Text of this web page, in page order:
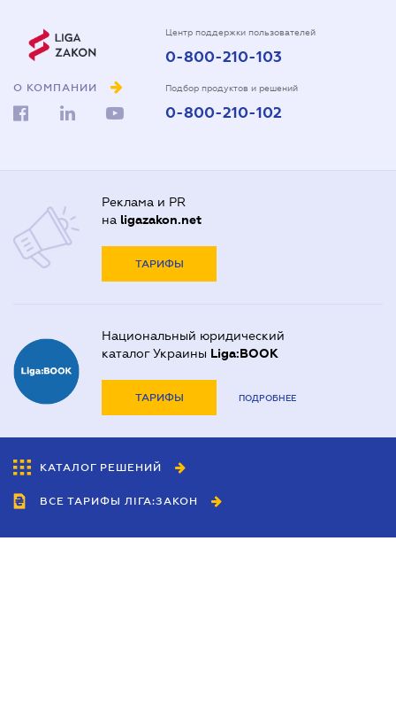
О КОМПАНИИ
Центр поддержки пользователей
0-800-210-103
Подбор продуктов и решений
0-800-210-102
Реклама и PR
на ligazakon.net
ТАРИФЫ
Национальный юридический
каталог Украины Liga:BOOK
ТАРИФЫ ПОДРОБНЕЕ
КАТАЛОГ РЕШЕНИЙ
ВСЕ ТАРИФЫ ЛІГА:ЗАКОН